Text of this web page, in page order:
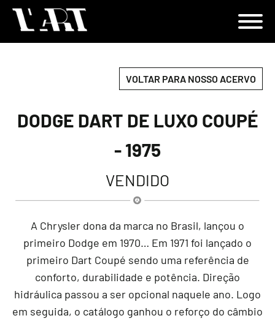
VOLTAR PARA NOSSO ACERVO
DODGE DART DE LUXO COUPÉ
- 1975
VENDIDO
A Chrysler dona da marca no Brasil, lançou o
primeiro Dodge em 1970… Em 1971 foi lançado o
primeiro Dart Coupé sendo uma referência de
conforto, durabilidade e potência. Direção
hidráulica passou a ser opcional naquele ano. Logo
em seguida, o catálogo ganhou o reforço do câmbio